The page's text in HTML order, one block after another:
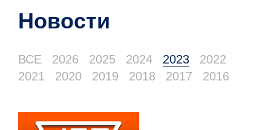
Новости
ВСЕ 2026 2025 2024 2023
2022
2021
2020 2019 2018 2017 2016